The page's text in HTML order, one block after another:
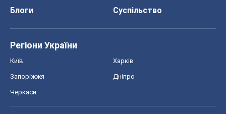
Блоги
Суспільство
Регіони України
Київ Харків
Запоріжжя Дніпро
Черкаси